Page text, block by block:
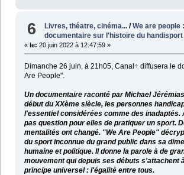
6 Livres, théatre, cinéma... /We are people
documentaire sur l'histoire du handisport
« le: 20 juin 2022 à 12:47:59 »
Dimanche 26 juin, à 21h05, Canal÷ diffusera le
Are People".
Un documentaire raconté par Michael
début du XXème siècle, les personnes
l'essentiel considérées comme des inadaptés.
pas question pour elles de pratiquer un sport.
mentalités ont changé. "We Are People"
du sport inconnue du grand public dans sa
humaine et politique. Il donne la parole à de
mouvement qui depuis ses débuts s'attachent
principe universel : l'égalité entre tous.